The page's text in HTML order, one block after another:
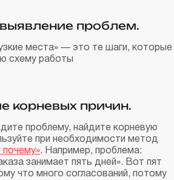
проблем.
места» — это те шаги, которые
схему работы
корневых причин.
проблему, найдите корневую
при необходимости метод
почему». Например, проблема:
занимает пять дней». Вот пят
что много согласований, потому